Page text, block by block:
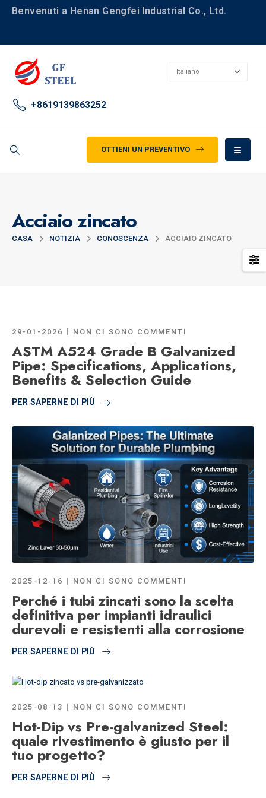
Benvenuti a Henan Gengfei Industrial Co., Ltd.
+8619139863252
OTTIENI UN PREVENTIVO
Acciaio zincato
CASA NOTIZIA CONOSCENZA ACCIAIO ZINCATO
29-01-2026 NON CI SONO COMMENTI
ASTM A524 Grade B Galvanized
Pipe: Specifications, Applications,
Benefits & Selection Guide
PER SAPERNE DI PIÙ
2025-12-16 NON CI SONO COMMENTI
Perché i tubi zincati sono la scelta
definitiva per impianti idraulici
durevoli e resistenti alla corrosione
PER SAPERNE DI PIÙ
2025-08-13 NON CI SONO COMMENTI
Hot-Dip vs Pre-galvanized Steel:
quale rivestimento è giusto per il
tuo progetto?
PER SAPERNE DI PIÙ